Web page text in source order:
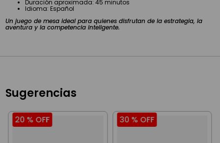
Duración aproximada: 45 minutos
Idioma: Español
Un juego de mesa ideal para quienes disfrutan de la estrategia, la
aventura y la competencia inteligente.
Sugerencias
20 % OFF 30 % OFF